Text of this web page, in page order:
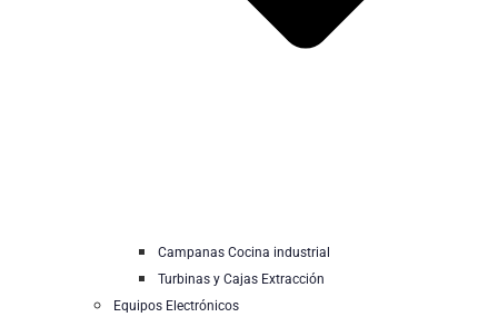
Campanas Cocina industrial
Turbinas y Cajas Extracción
Equipos Electrónicos